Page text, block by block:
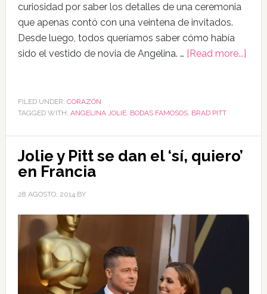
curiosidad por saber los detalles de una ceremonia
que apenas contó con una veintena de invitados.
Desde luego, todos queríamos saber cómo había
sido el vestido de novia de Angelina. … [Read more...]
FILED UNDER: CORAZÓN
TAGGED WITH: ANGELINA JOLIE, BODAS FAMOSOS, BRAD PITT
Jolie y Pitt se dan el ‘sí, quiero’
en Francia
28 AGOSTO, 2014BY